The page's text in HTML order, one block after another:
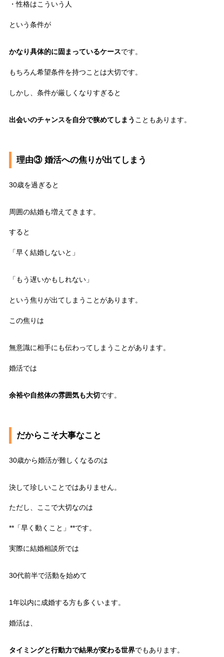
・性格はこういう人
という条件が
かなり具体的に固まっているケースです。
もちろん希望条件を持つことは大切です。
しかし、条件が厳しくなりすぎると
出会いのチャンスを自分で狭めてしまう こともあります。
理由③ 婚活への焦りが出てしまう
30歳を過ぎると
周囲の結婚も増えてきます。
すると
「早く結婚しないと」
「もう遅いかもしれない」
という焦りが出てしまうことがあります。
この焦りは
無意識に相手にも伝わってしまうことがあります。
婚活では
余裕や自然体の雰囲気も大切です。
だからこそ大事なこと
30歳から婚活が難しくなるのは
決して珍しいことではありません。
ただし、ここで大切なのは
**「早く動くこと」**です。
実際に結婚相談所では
30代前半で活動を始めて
1年以内に成婚する方も多くいます。
婚活は、
タイミングと行動力で結果が変わる世界でもあります。